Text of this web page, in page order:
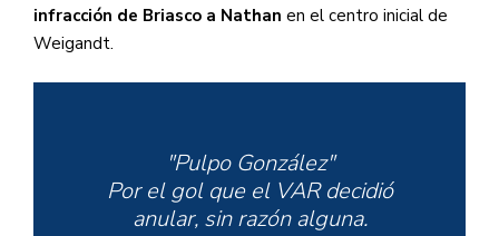
infracción de Briasco a Nathan en el centro inicial de
Weigandt.
"Pulpo González"
Por el gol que el VAR decidió
anular, sin razón alguna.